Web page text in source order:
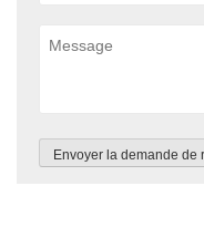
Envoyer la demande de